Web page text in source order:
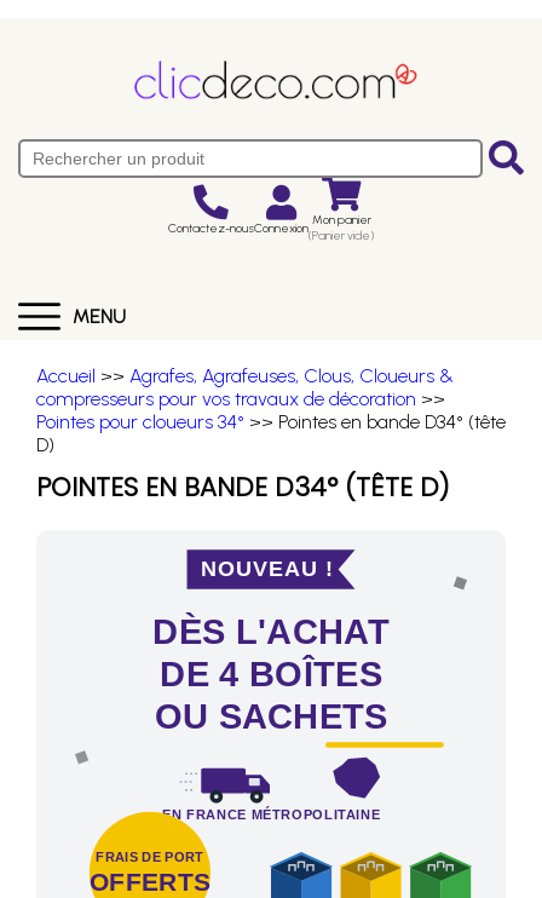
Contactez-nousConnexion Mon panier
(Panier vide)
MENU
Accueil >> Agrafes, Agrafeuses, Clous, Cloueurs &
compresseurs pour vos travaux de décoration >>
Pointes pour cloueurs 34° >> Pointes en bande D34° (tête
D)
POINTES EN BANDE D34° (TÊTE D)
NOUVEAU !
DÈS L'ACHAT
DE 4 BOÎTES
OU SACHETS
EN FRANCE MÉTROPOLITAINE
FRAIS DE PORT
OFFERTS